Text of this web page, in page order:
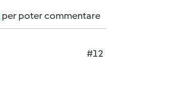
per poter commentare
#12